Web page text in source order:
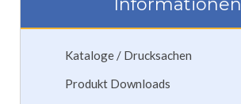
Informationen
Kataloge / Drucksachen
Produkt Downloads